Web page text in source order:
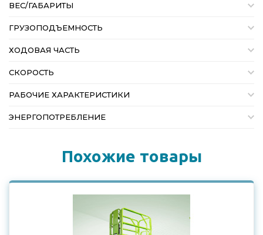
ВЕС/ГАБАРИТЫ
ГРУЗОПОДЪЕМНОСТЬ
ХОДОВАЯ ЧАСТЬ
СКОРОСТЬ
РАБОЧИЕ ХАРАКТЕРИСТИКИ
ЭНЕРГОПОТРЕБЛЕНИЕ
Похожие товары